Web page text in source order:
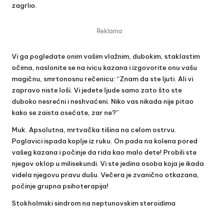
zagrlio.
Reklama
Vi ga pogledate onim vašim vlažnim, dubokim, staklastim
očima, naslonite se na ivicu kazana i izgovorite onu vašu
magičnu, smrtonosnu rečenicu: “Znam da ste ljuti. Ali vi
zapravo niste loši. Vi jedete ljude samo zato što ste
duboko nesrećni i neshvaćeni. Niko vas nikada nije pitao
kako se zaista osećate, zar ne?”
Muk. Apsolutna, mrtvačka tišina na celom ostrvu.
Poglavici ispada koplje iz ruku. On pada na kolena pored
vašeg kazana i počinje da rida kao malo dete! Probili ste
njegov oklop u milisekundi. Vi ste jedina osoba koja je ikada
videla njegovu pravu dušu. Večera je zvanično otkazana,
počinje grupna psihoterapija!
Stokholmski sindrom na neptunovskim steroidima